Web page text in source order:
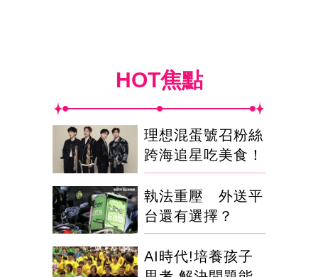
HOT焦點
理想混蛋號召粉絲
跨海追星吃美食！
執法重壓 外送平
台還有選擇？
AI時代!培養孩子